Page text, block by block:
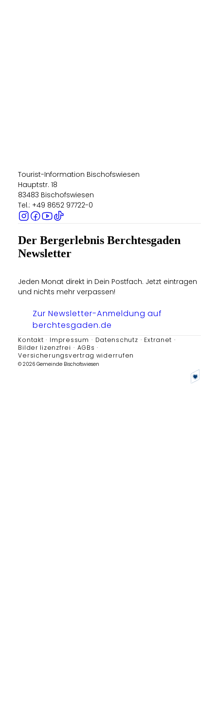
Tourist-Information Bischofswiesen
Hauptstr. 18
83483 Bischofswiesen
Tel.: +49 8652 97722-0
Der Bergerlebnis Berchtesgaden
Newsletter
Jeden Monat direkt in Dein Postfach. Jetzt eintragen
und nichts mehr verpassen!
Zur Newsletter-Anmeldung auf
berchtesgaden.de
Kontakt Impressum Datenschutz
Extranet
Bilder lizenzfrei
AGBs
Versicherungsvertrag widerrufen
© 2026 Gemeinde Bischofswiesen